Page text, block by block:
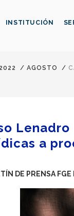
INSTITUCIÓN
2022 / AGOSTO /
a
DE PRENSA